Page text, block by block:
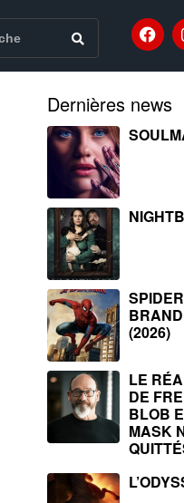
Dernières news
(2026)
LE
DE
BLOB
MASK